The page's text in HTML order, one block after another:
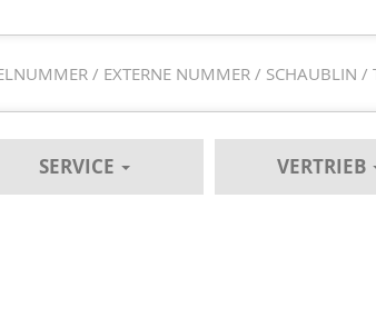
SERVICE VERTRIEB